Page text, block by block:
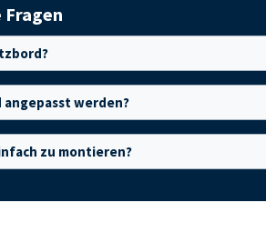
Fragen
angepasst werden?
zu montieren?